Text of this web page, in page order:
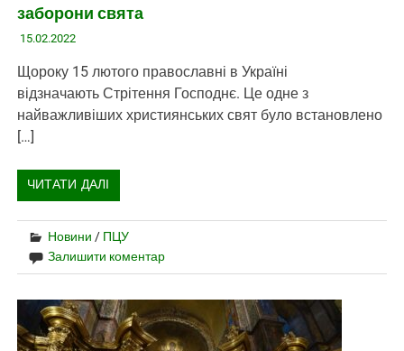
заборони свята
15.02.2022
Щороку 15 лютого православні в Україні
відзначають Стрітення Господнє. Це одне з
найважливіших християнських свят було встановлено
[…]
ЧИТАТИ ДАЛІ
Новини / ПЦУ
Залишити коментар